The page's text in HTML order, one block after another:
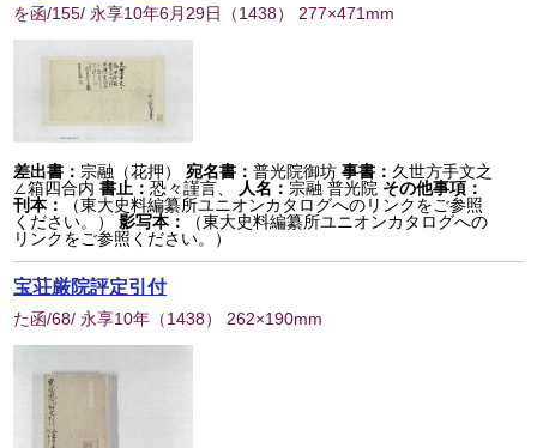
を函/155/ 永享10年6月29日 （1438） 277×471mm
差出書： 宗融（花押） 宛名書：普光院御坊 事書： 久世方手文之
∠箱四合内 書止：恐々謹言、 人名： 宗融 普光院 その他事項：
刊本：
（東大史料編纂所ユニオンカタログへのリンクをご参照
ください。）
影写本：
（東大史料編纂所ユニオンカタログへの
リンクをご参照ください。）
宝荘厳院評定引付
た函/68/ 永享10年 （1438） 262×190mm